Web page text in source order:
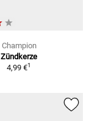
Champion
Zündkerze
4,99 €1